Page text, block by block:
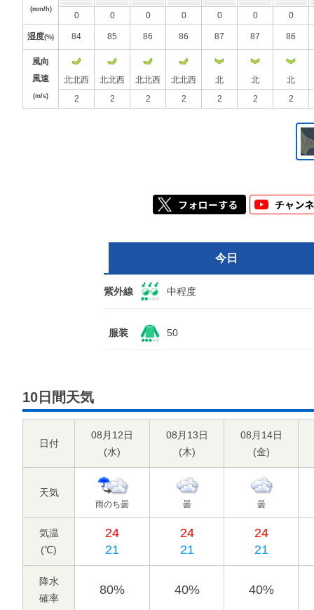
(mm/h)
0 0 0 0 0 0 0
湿度(%) 84 85 86 86 87 87 86
風向
風速
(m/s)
北北西 北北西 北北西 北北西 北 北 北
2
2 2 2 2 2 2
今日
紫外線 中程度
服装 50
10日間天気
日付
08月12日
(水)
08月13日
(木)
08月14日
(金)
天気
雨のち曇 曇 曇
気温
(℃)
24
21
24
21
24
21
降水
確率
80% 40% 40%